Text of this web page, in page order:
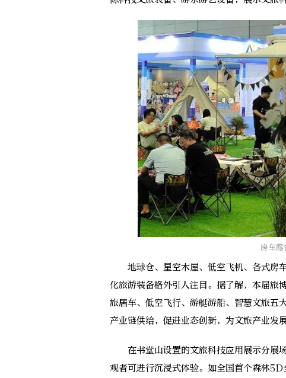
房车
地球仓、星空木屋、低空飞机、各式房
化旅游装备格外引人注目。据了解，本届
旅居车、低空飞行、游艇游船、智慧文旅五
产业链供给，促进业态创新，为文旅产业发
在书堂山设置的文旅科技应用展示分展
观者可进行沉浸式体验。如全国首个森林